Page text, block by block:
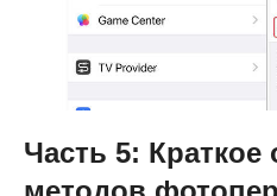
Часть 5: Краткое